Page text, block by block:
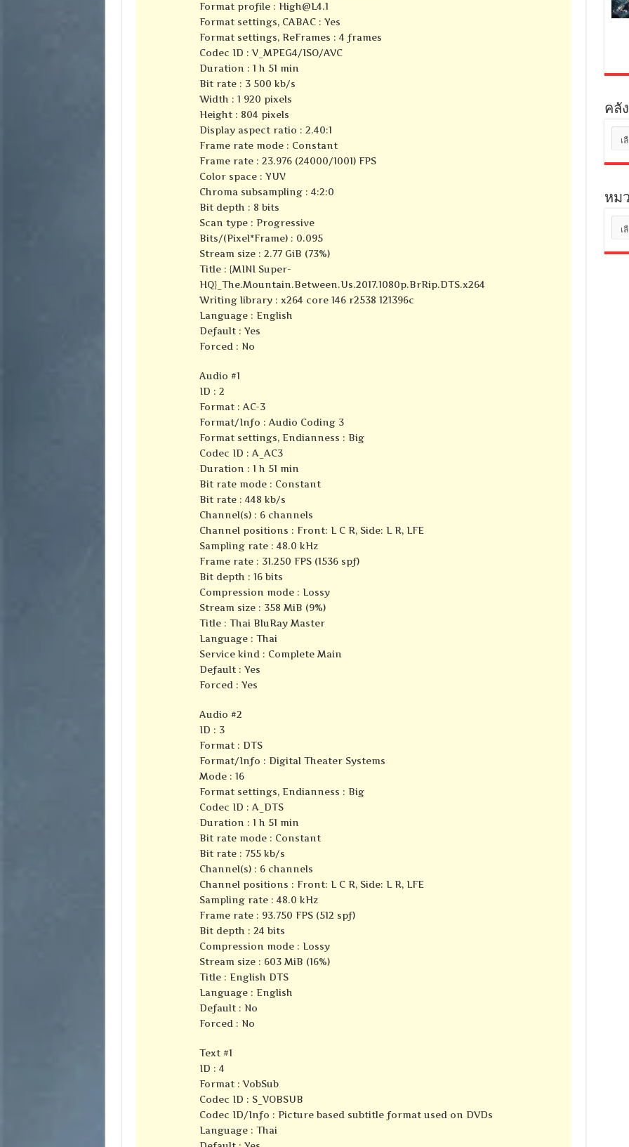
Format profile : High@L4.1
Format settings, CABAC : Yes
Format settings, ReFrames : 4 frames
Codec ID : V_MPEG4/ISO/AVC
Duration : 1 h 51 min
Bit rate : 3 500 kb/s
Width : 1 920 pixels
Height : 804 pixels
Display aspect ratio : 2.40:1
Frame rate mode : Constant
Frame rate : 23.976 (24000/1001) FPS
Color space : YUV
Chroma subsampling : 4:2:0
Bit depth : 8 bits
Scan type : Progressive
Bits/(Pixel*Frame) : 0.095
Stream size : 2.77 GiB (73%)
Title : {MINI Super-
HQ}_The.Mountain.Between.Us.2017.1080p.BrRip.DTS.x264
Writing library : x264 core 146 r2538 121396c
Language : English
Default : Yes
Forced : No
Audio #1
ID : 2
Format : AC-3
Format/Info : Audio Coding 3
Format settings, Endianness : Big
Codec ID : A_AC3
Duration : 1 h 51 min
Bit rate mode : Constant
Bit rate : 448 kb/s
Channel(s) : 6 channels
Channel positions : Front: L C R, Side: L R, LFE
Sampling rate : 48.0 kHz
Frame rate : 31.250 FPS (1536 spf)
Bit depth : 16 bits
Compression mode : Lossy
Stream size : 358 MiB (9%)
Title : Thai BluRay Master
Language : Thai
Service kind : Complete Main
Default : Yes
Forced : Yes
Audio #2
ID : 3
Format : DTS
Format/Info : Digital Theater Systems
Mode : 16
Format settings, Endianness : Big
Codec ID : A_DTS
Duration : 1 h 51 min
Bit rate mode : Constant
Bit rate : 755 kb/s
Channel(s) : 6 channels
Channel positions : Front: L C R, Side: L R, LFE
Sampling rate : 48.0 kHz
Frame rate : 93.750 FPS (512 spf)
Bit depth : 24 bits
Compression mode : Lossy
Stream size : 603 MiB (16%)
Title : English DTS
Language : English
Default : No
Forced : No
Text #1
ID : 4
Format : VobSub
Codec ID : S_VOBSUB
Codec ID/Info : Picture based subtitle format used on DVDs
Language : Thai
คลั
เก็บ
หม
หมู่